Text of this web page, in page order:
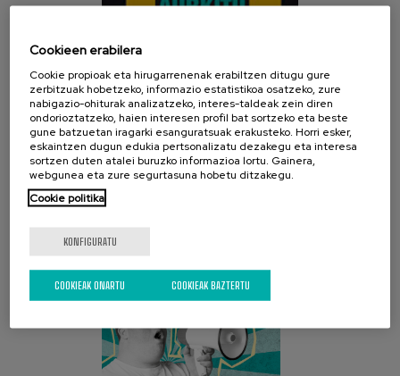
AZKEN KANPAINA
Cookieen erabilera
Cookie propioak eta hirugarrenenak erabiltzen ditugu gure
zerbitzuak hobetzeko, informazio estatistikoa osatzeko, zure
nabigazio-ohiturak analizatzeko, interes-taldeak zein diren
ondorioztatzeko, haien interesen profil bat sortzeko eta beste
gune batzuetan iragarki esanguratsuak erakusteko. Horri esker,
eskaintzen dugun edukia pertsonalizatu dezakegu eta interesa
sortzen duten atalei buruzko informazioa lortu. Gainera,
webgunea eta zure segurtasuna hobetu ditzakegu.
Cookie politika
KONFIGURATU
COOKIEAK BAZTERTU
COOKIEAK ONARTU